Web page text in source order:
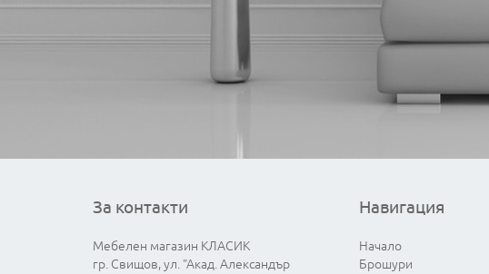
За контакти
Мебелен магазин КЛАСИК
гр. Свищов, ул. "Акад. Александър
Навигация
Начало
Брошури